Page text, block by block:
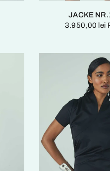
JACKE
3.950,00 lei